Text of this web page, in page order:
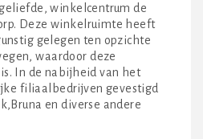
winkelcentrum de
Deze winkelruimte heeft
gelegen ten opzichte
waardoor deze
In de nabijheid van het
filiaalbedrijven gevestigd
en diverse andere